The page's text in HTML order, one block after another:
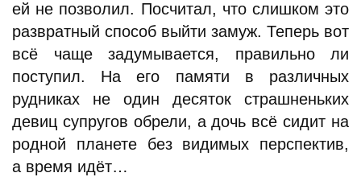
ей не позволил. Посчитал, что слишком это
развратный способ выйти замуж. Теперь вот
всё чаще задумывается, правильно ли
поступил. На его памяти в различных
рудниках не один десяток страшненьких
девиц супругов обрели, а дочь всё сидит на
родной планете без видимых перспектив,
а время идёт…